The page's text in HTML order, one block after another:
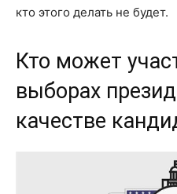
кто этого делать не будет.
Кто может
выборах
качестве